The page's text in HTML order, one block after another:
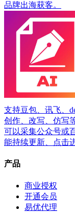
品牌出海获客。
支持豆包、讯飞、
创作、改写、仿写
可以采集公众号或
能持续更新、点击
产品
商业授权
开通会员
易优代理